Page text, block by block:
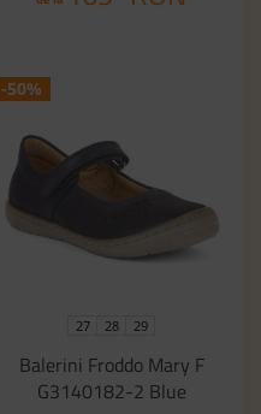
-50%
27 28 29
Balerini Froddo Mary F
G3140182-2 Blue